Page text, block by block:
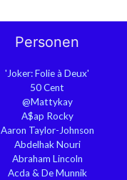
Personen
'Joker: Folie à Deux'
50 Cent
@Mattykay
A$ap Rocky
Aaron Taylor-Johnson
Abdelhak Nouri
Abraham Lincoln
Acda & De Munnik